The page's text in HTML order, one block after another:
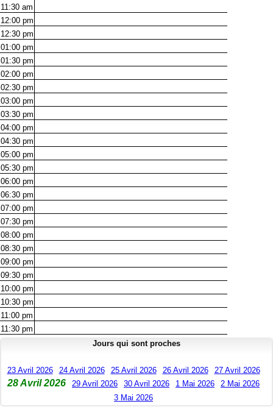
11:30 am
12:00 pm
12:30 pm
01:00 pm
01:30 pm
02:00 pm
02:30 pm
03:00 pm
03:30 pm
04:00 pm
04:30 pm
05:00 pm
05:30 pm
06:00 pm
06:30 pm
07:00 pm
07:30 pm
08:00 pm
08:30 pm
09:00 pm
09:30 pm
10:00 pm
10:30 pm
11:00 pm
11:30 pm
Jours qui sont proches
23 Avril 2026 24 Avril 2026 25 Avril 2026 26 Avril 2026 27 Avril 2026
28 Avril 2026 29 Avril 2026 30 Avril 2026 1 Mai 2026
2 Mai 2026
3 Mai 2026